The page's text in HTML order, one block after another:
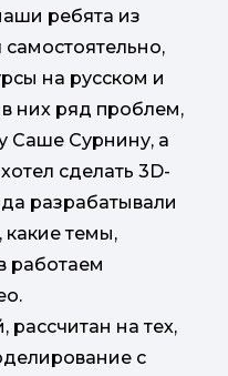
ребята из
на русском и
них ряд проблем,
Саше Сурнину, а
сделать 3D-
разрабатывали
какие темы,
работаем
на тех,
с